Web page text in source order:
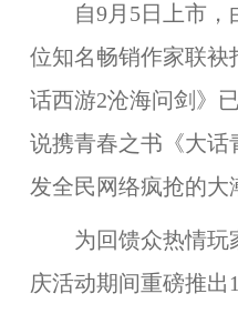
自9月5日上市，
位知名畅销作家联袂
话西游2沧海问剑》
说携青春之书《大话
发全民网络疯抢的大
为回馈众热情玩
庆活动期间重磅推出